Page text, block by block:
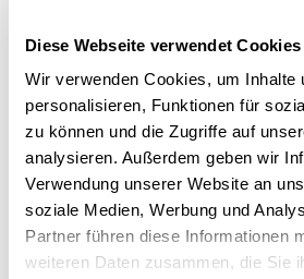
Diese Webseite verwendet Cookies
Wir verwenden Cookies, um Inhalte
personalisieren, Funktionen für
zu können und die Zugriffe auf
analysieren. Außerdem geben wir
Verwendung unserer Website an
soziale Medien, Werbung und
Partner führen diese Informationen
weiteren Daten zusammen, die Sie
Unsere Anleitungen sind so
und Vorbehalte nehmen . Du
Vorwissen, keine teuren Tools und
Einarbeitungszeiten. Probier es
Deine Inhalte veröffentlichst, desto
und desto mehr profitiert Dein
Verein von der Community.
Starte jetzt und entdecke, wie
Kommunikation sein kann. Deine